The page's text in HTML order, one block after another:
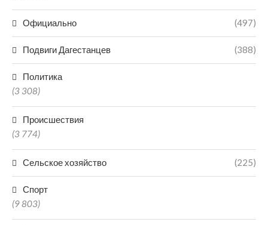
Официально (497)
Подвиги Дагестанцев (388)
Политика
(3 308)
Происшествия
(3 774)
Сельское хозяйство (225)
Спорт
(9 803)